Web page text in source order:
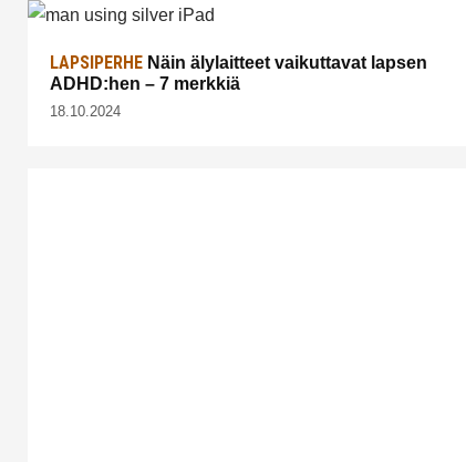
LAPSIPERHE Näin älylaitteet vaikuttavat lapsen
ADHD:hen – 7 merkkiä
18.10.2024